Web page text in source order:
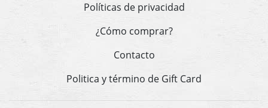
Políticas de privacidad
¿Cómo comprar?
Contacto
Politica y término de Gift Card